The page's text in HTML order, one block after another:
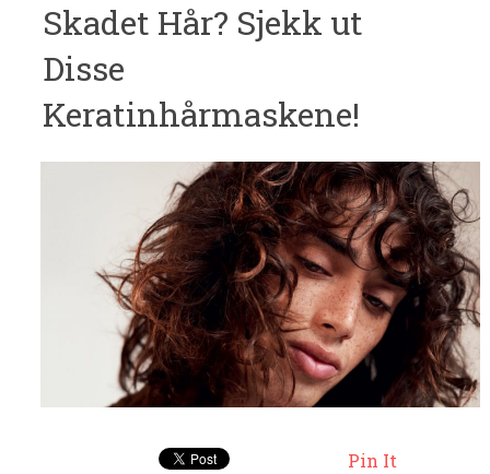
Skadet Hår? Sjekk ut
Disse
Keratinhårmaskene!
Pin It